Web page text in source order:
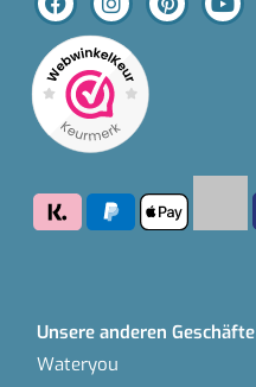
Unsere anderen Geschäfte
Wateryou